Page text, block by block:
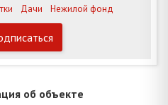
Дачи Нежилой фонд
об объекте